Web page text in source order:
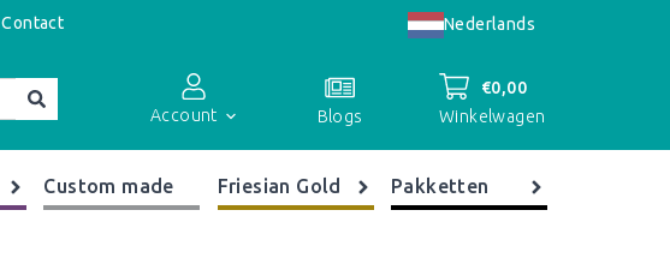
Contact Nederlands
Account Blogs
€0,00
Winkelwagen
Custom made Friesian Gold Pakketten